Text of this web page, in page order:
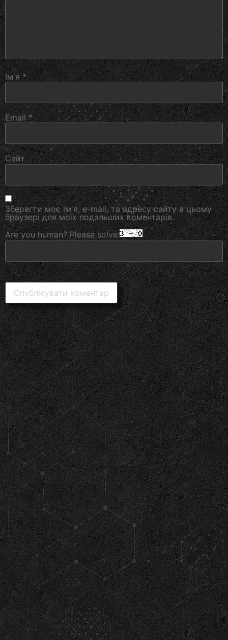
Ім'я *
Email*
Сайт
Зберегти моє ім'я, e-mail, та адресу сайту в цьому
браузері для моїх подальших коментарів.
Are you human? Please solve: